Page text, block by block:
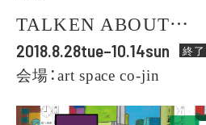
TALKEN ABOUT…
2018.8.28tue–10.14sun 終
会場：art space co-jin